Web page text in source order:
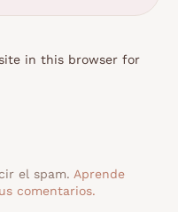
in this browser for
el spam. Aprende
comentarios.